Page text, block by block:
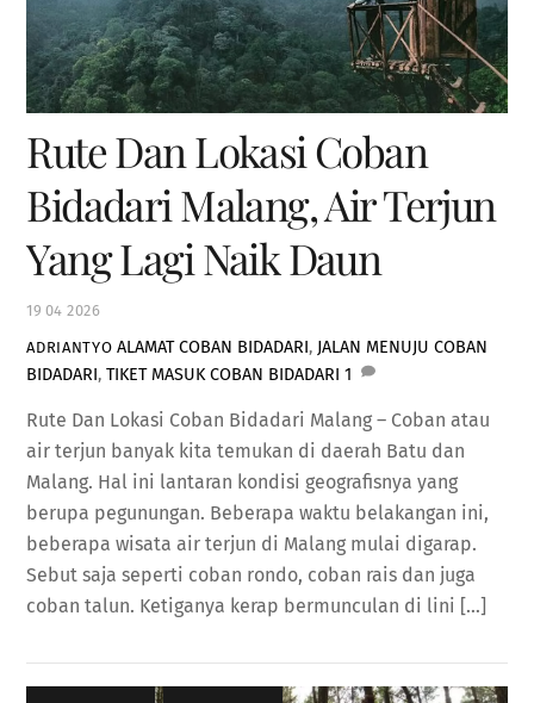
19 04 2026
Rute Dan Lokasi Coban
Bidadari Malang, Air Terjun
Yang Lagi Naik Daun
ADRIANTYO ALAMAT COBAN BIDADARI, JALAN MENUJU COBAN
BIDADARI,TIKET MASUK COBAN BIDADARI 1
Rute Dan Lokasi Coban Bidadari Malang – Coban atau
air terjun banyak kita temukan di daerah Batu dan
Malang. Hal ini lantaran kondisi geografisnya yang
berupa pegunungan. Beberapa waktu belakangan ini,
beberapa wisata air terjun di Malang mulai digarap.
Sebut saja seperti coban rondo, coban rais dan juga
coban talun. Ketiganya kerap bermunculan di lini […]